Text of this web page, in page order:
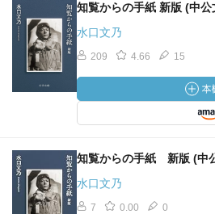
知覧からの手紙 新版 (中
水口文乃
209 4.66 15
知覧からの手紙 新版 (中
水口文乃
7 0.00 0